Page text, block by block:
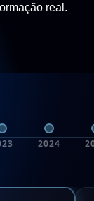
real.
2024